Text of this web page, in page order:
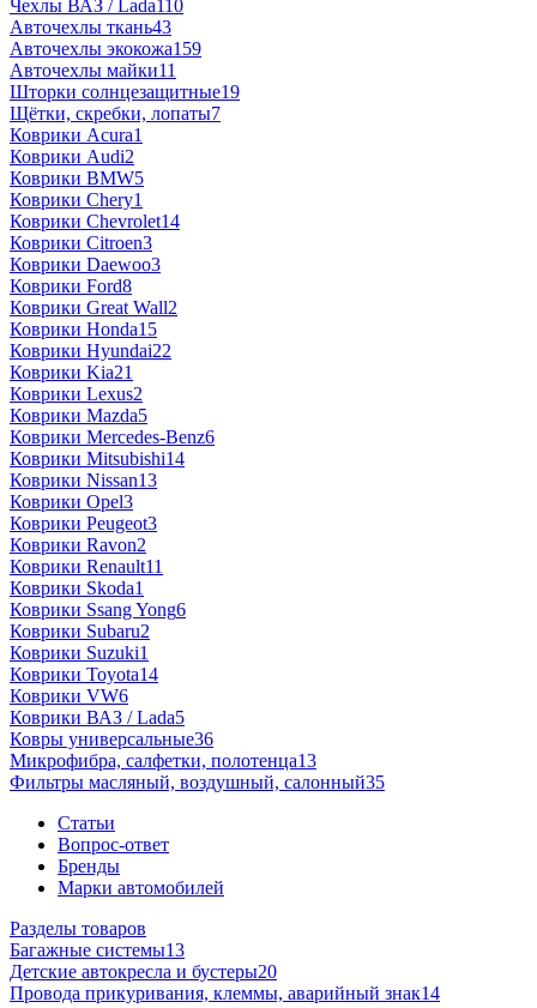
Чехлы ВАЗ / Lada110
Авточехлы ткань43
Авточехлы экокожа159
Авточехлы майки11
Шторки солнцезащитные19
Щётки, скребки, лопаты7
Коврики Acura1
Коврики Audi2
Коврики BMW5
Коврики Chery1
Коврики Chevrolet14
Коврики Citroen3
Коврики Daewoo3
Коврики Ford8
Коврики Great Wall2
Коврики Honda15
Коврики Hyundai22
Коврики Kia21
Коврики Lexus2
Коврики Mazda5
Коврики Mercedes-Benz6
Коврики Mitsubishi14
Коврики Nissan13
Коврики Opel3
Коврики Peugeot3
Коврики Ravon2
Коврики Renault11
Коврики Skoda1
Коврики Ssang Yong6
Коврики Subaru2
Коврики Suzuki1
Коврики Toyota14
Коврики VW6
Коврики ВАЗ / Lada5
Ковры универсальные36
Микрофибра, салфетки, полотенца13
Фильтры масляный, воздушный, салонный35
Статьи
Вопрос-ответ
Бренды
Марки автомобилей
Разделы товаров
Багажные системы13
Детские автокресла и бустеры20
Провода прикуривания, клеммы, аварийный знак14